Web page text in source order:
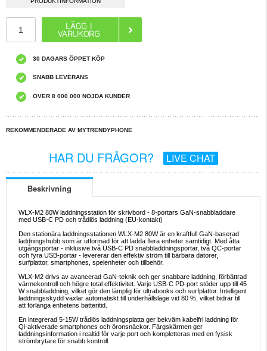
30 DAGARS ÖPPET KÖP
SNABB LEVERANS
ÖVER 8 000 000 NÖJDA KUNDER
REKOMMENDERADE AV MYTRENDYPHONE
HAR DU FRÅGOR? LIVE CHAT
Beskrivning
WLX-M2 80W laddningsstation för skrivbord - 8-portars GaN-snabbladdare
med USB-C PD och trådlös laddning (EU-kontakt)
Den stationära laddningsstationen WLX-M2 80W är en kraftfull GaN-baserad
laddningshubb som är utformad för att ladda flera enheter samtidigt. Med åtta
utgångsportar - inklusive två USB-C PD snabbladdningsportar, två QC-portar
och fyra USB-portar - levererar den effektiv ström till bärbara datorer,
surfplattor, smartphones, spelenheter och tillbehör.
WLX-M2 drivs av avancerad GaN-teknik och ger snabbare laddning, förbättrad
värmekontroll och högre total effektivitet. Varje USB-C PD-port stöder upp till 45
W snabbladdning, vilket gör den lämplig för ultrabooks och surfplattor. Intelligent
laddningsskydd växlar automatiskt till underhållsläge vid 80 %, vilket bidrar till
att förlänga enhetens batteritid.
En integrerad 5-15W trådlös laddningsplatta ger bekväm kabelfri laddning för
Qi-aktiverade smartphones och öronsnäckor. Färgskärmen ger
laddningsinformation i realtid för varje port och kompletteras med en fysisk
strömbrytare för snabb kontroll.